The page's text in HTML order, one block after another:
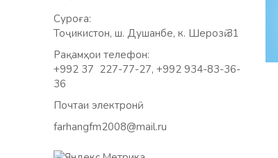
Суроға:
Тоҷикистон, ш. Душанбе, к. Шерозӣ 31
Рақамҳои телефон:
+992 37 227-77-27, +992 934-83-36-
36
Почтаи электронӣ:
farhangfm2008@mail.ru